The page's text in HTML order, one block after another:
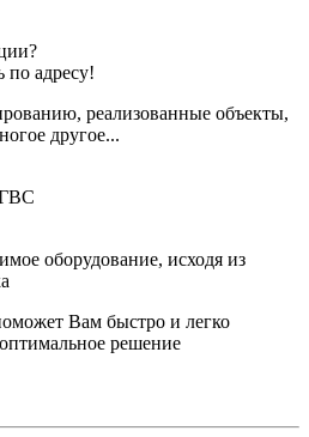
по адресу!
реализованные объекты,
другое...
оборудование, исходя из
Вам быстро и легко
решение